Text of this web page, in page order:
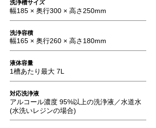
洗浄槽サイズ
幅185 × 奥行300 × 高さ250mm
洗浄容積
幅165 × 奥行260 × 高さ180mm
液体容量
1槽あたり最大 7L
対応洗浄液
アルコール濃度 95%以上の洗浄液／水道水
(水洗いレジンの場合)